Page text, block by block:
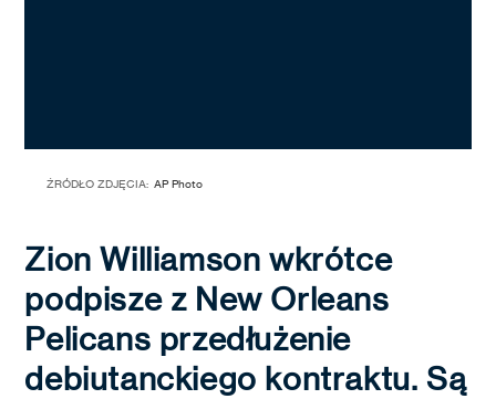
ŹRÓDŁO ZDJĘCIA: AP Photo
Zion Williamson wkrótce
podpisze z New Orleans
Pelicans przedłużenie
debiutanckiego kontraktu. Są